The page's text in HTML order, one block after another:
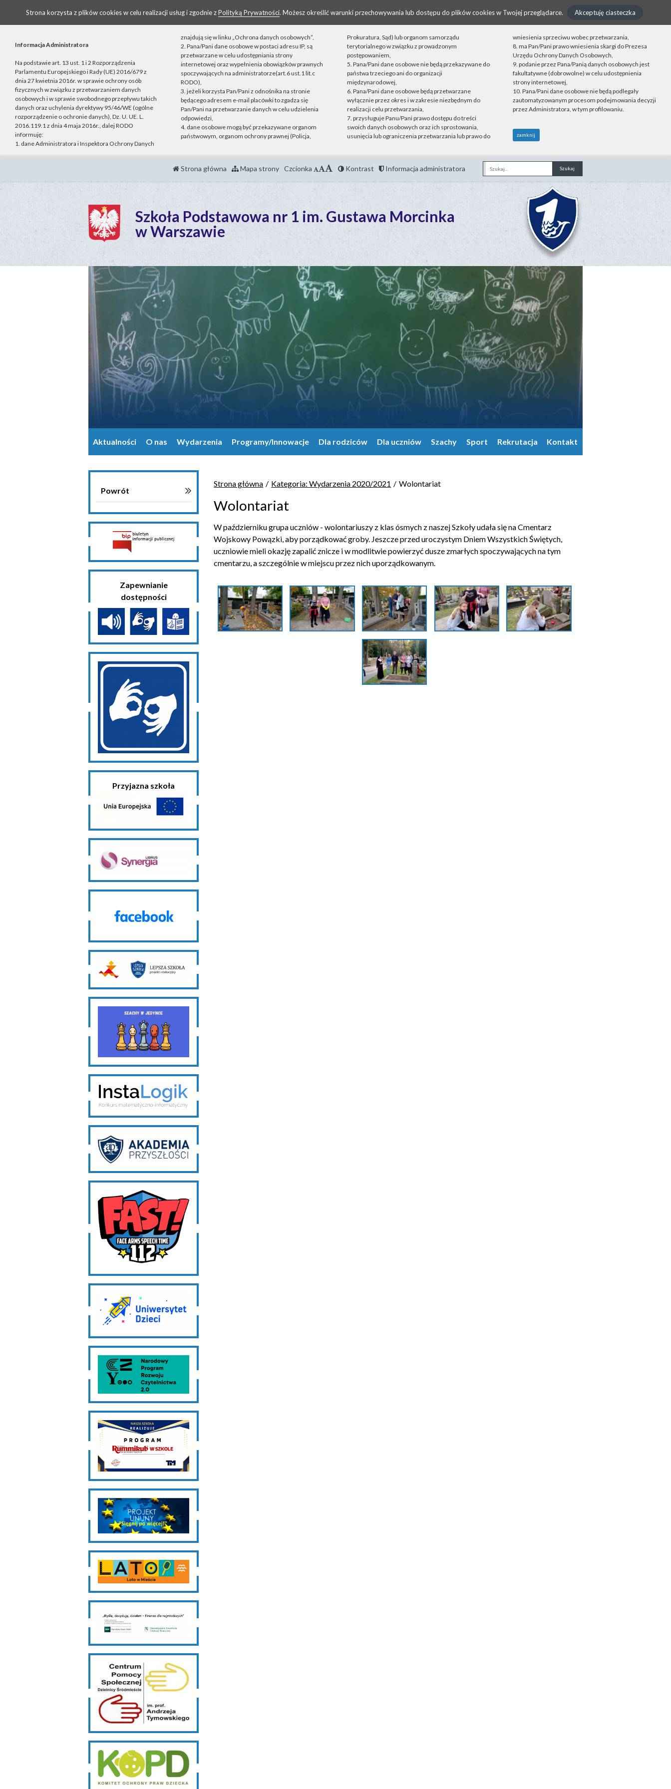
Strona korzysta z plików cookies w celu realizacji usług i zgodnie zPolityką Prywatności. Możesz określić warunki przechowywania lub dostępu do plików cookies w Twojej przeglądarce. Akceptuję ciasteczka
Informacja Administratora
Na podstawie art. 13 ust. 1 i 2 Rozporządzenia
Parlamentu Europejskiego i Rady (UE) 2016/679 z
dnia 27 kwietnia 2016r. w sprawie ochrony osób
fizycznych w związku z przetwarzaniem danych
osobowych i w sprawie swobodnego przepływu takich
danych oraz uchylenia dyrektywy 95/46/WE (ogólne
rozporządzenie o ochronie danych), Dz. U. UE. L.
2016.119.1 z dnia 4 maja 2016r., dalej RODO
informuję:
1. dane Administratora i Inspektora Ochrony Danych
znajdują się w linku „Ochrona danych osobowych”,
2. Pana/Pani dane osobowe w postaci adresu IP, są
przetwarzane w celu udostępniania strony
internetowej oraz wypełnienia obowiązków prawnych
spoczywających na administratorze(art.6 ust.1 lit.c
RODO),
3. jeżeli korzysta Pan/Pani z odnośnika na stronie
będącego adresem e-mail placówki to zgadza się
Pan/Pani na przetwarzanie danych w celu udzielenia
odpowiedzi,
4. dane osobowe mogą być przekazywane organom
państwowym, organom ochrony prawnej (Policja,
Prokuratura, Sąd) lub organom samorządu
terytorialnego w związku z prowadzonym
postępowaniem,
5. Pana/Pani dane osobowe nie będą przekazywane do
państwa trzeciego ani do organizacji
międzynarodowej,
6. Pana/Pani dane osobowe będą przetwarzane
wyłącznie przez okres i w zakresie niezbędnym do
realizacji celu przetwarzania,
7. przysługuje Panu/Pani prawo dostępu do treści
swoich danych osobowych oraz ich sprostowania,
usunięcia lub ograniczenia przetwarzania lub prawo do
wniesienia sprzeciwu wobec przetwarzania,
8. ma Pan/Pani prawo wniesienia skargi do Prezesa
Urzędu Ochrony Danych Osobowych,
9. podanie przez Pana/Panią danych osobowych jest
fakultatywne (dobrowolne) w celu udostępnienia
strony internetowej,
10. Pana/Pani dane osobowe nie będą podlegały
zautomatyzowanym procesom podejmowania decyzji
przez Administratora, w tym profilowaniu.
zamknij
Strona główna Mapa strony Czcionka Kontrast Informacja administratora
Fraza
Szkoła Podstawowa nr 1 im. Gustawa Morcinka
w Warszawie
Aktualności O nas Wydarzenia Programy/Innowacje Dla rodziców Dla uczniów Szachy Sport Rekrutacja Kontakt
Strona główna Kategoria: Wydarzenia 2020/2021 Wolontariat
Wolontariat
W październiku grupa uczniów - wolontariuszy z klas ósmych z naszej Szkoły udała się na Cmentarz
Wojskowy Powązki, aby porządkować groby. Jeszcze przed uroczystym Dniem Wszystkich Świętych,
uczniowie mieli okazję zapalić znicze i w modlitwie powierzyć dusze zmarłych spoczywających na tym
cmentarzu, a szczególnie w miejscu przez nich uporządkowanym.
Powrót
Zapewnianie
dostępności
Przyjazna szkoła